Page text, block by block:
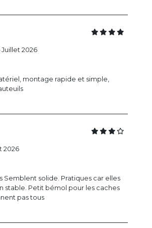
montage rapide et simple,
2026
Semblent solide. Pratiques car elles
stable. Petit bémol pour les caches
pas tous
2026